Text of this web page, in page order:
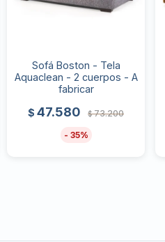
Sofá Boston - Tela
Aquaclean - 2 cuerpos - A
fabricar
$ 47.580 $ 73.200
35